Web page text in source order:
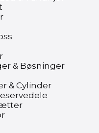
& Bøsninger
& Cylinder